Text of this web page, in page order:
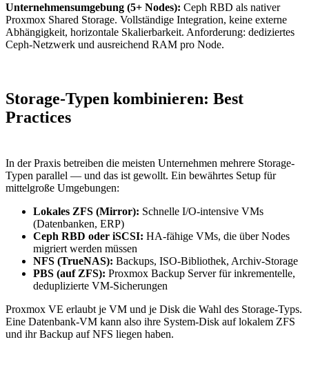
Unternehmensumgebung (5+ Nodes): Ceph RBD als nativer
Proxmox Shared Storage. Vollständige Integration, keine externe
Abhängigkeit, horizontale Skalierbarkeit. Anforderung: dediziertes
Ceph-Netzwerk und ausreichend RAM pro Node.
Storage-Typen kombinieren: Best
Practices
In der Praxis betreiben die meisten Unternehmen mehrere Storage-
Typen parallel — und das ist gewollt. Ein bewährtes Setup für
mittelgroße Umgebungen:
Lokales ZFS (Mirror): Schnelle I/O-intensive VMs
(Datenbanken, ERP)
Ceph RBD oder iSCSI: HA-fähige VMs, die über Nodes
migriert werden müssen
NFS (TrueNAS): Backups, ISO-Bibliothek, Archiv-Storage
PBS (auf ZFS): Proxmox Backup Server für inkrementelle,
deduplizierte VM-Sicherungen
Proxmox VE erlaubt je VM und je Disk die Wahl des Storage-Typs.
Eine Datenbank-VM kann also ihre System-Disk auf lokalem ZFS
und ihr Backup auf NFS liegen haben.